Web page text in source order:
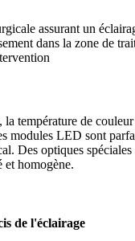
température de
modules LED sont
Des optiques
et homogène.
de l'éclairage